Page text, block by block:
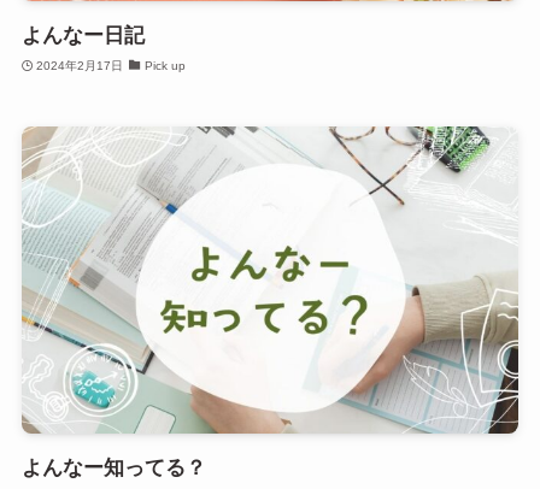
よんなー日記
2024年2月17日 Pick up
よんなー知ってる？